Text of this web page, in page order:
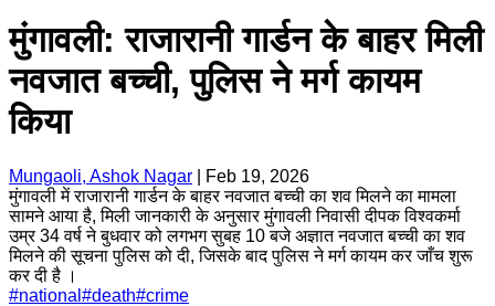
मुंगावली: राजारानी गार्डन के बाहर मिली
नवजात बच्ची, पुलिस ने मर्ग कायम
किया
Mungaoli, Ashok Nagar
Feb 19, 2026
मुंगावली में राजारानी गार्डन के बाहर नवजात बच्ची का शव मिलने का मामला
सामने आया है, मिली जानकारी के अनुसार मुंगावली निवासी दीपक विश्वकर्मा
उम्र 34 वर्ष ने बुधवार को लगभग सुबह 10 बजे अज्ञात नवजात बच्ची का शव
मिलने की सूचना पुलिस को दी, जिसके बाद पुलिस ने मर्ग कायम कर जाँच शुरू
कर दी है ।
#national #death#crime